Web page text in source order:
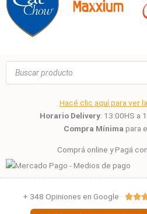
Búsqueda
productos
Hacé clic aquí para ver
Horario Delivery: 13:00HS a
Compra Mínima para
Comprá online y Pagá
+ 348 Opiniones en Google 